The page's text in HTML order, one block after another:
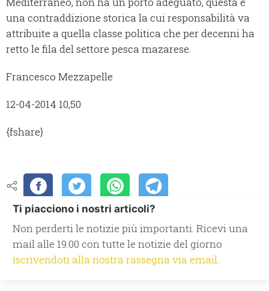
una contraddizione storica la cui responsabilità va
attribuite a quella classe politica che per decenni ha
retto le fila del settore pesca mazarese.
Francesco Mezzapelle
12-04-2014 10,50
{fshare}
Ti piacciono i nostri articoli?
Non perderti le notizie più importanti. Ricevi una
mail alle 19.00 con tutte le notizie del giorno
iscrivendoti alla nostra rassegna via email.